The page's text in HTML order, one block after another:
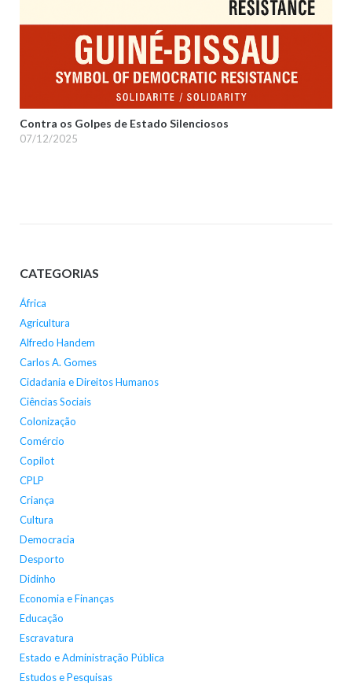
Contra os Golpes de Estado Silenciosos
07/12/2025
CATEGORIAS
África
Agricultura
Alfredo Handem
Carlos A. Gomes
Cidadania e Direitos Humanos
Ciências Sociais
Colonização
Comércio
Copilot
CPLP
Criança
Cultura
Democracia
Desporto
Didinho
Economia e Finanças
Educação
Escravatura
Estado e Administração Pública
Estudos e Pesquisas